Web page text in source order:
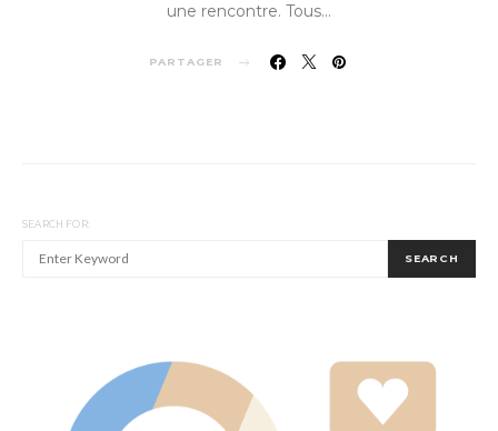
une rencontre. Tous…
PARTAGER
SEARCH FOR:
SEARCH